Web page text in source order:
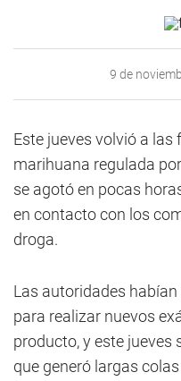
9 de
Este jueves volvió a
marihuana regulada
se agotó en pocas
en contacto con los
droga.
Las autoridades
para realizar nuevos
producto, y este jueves
que generó largas